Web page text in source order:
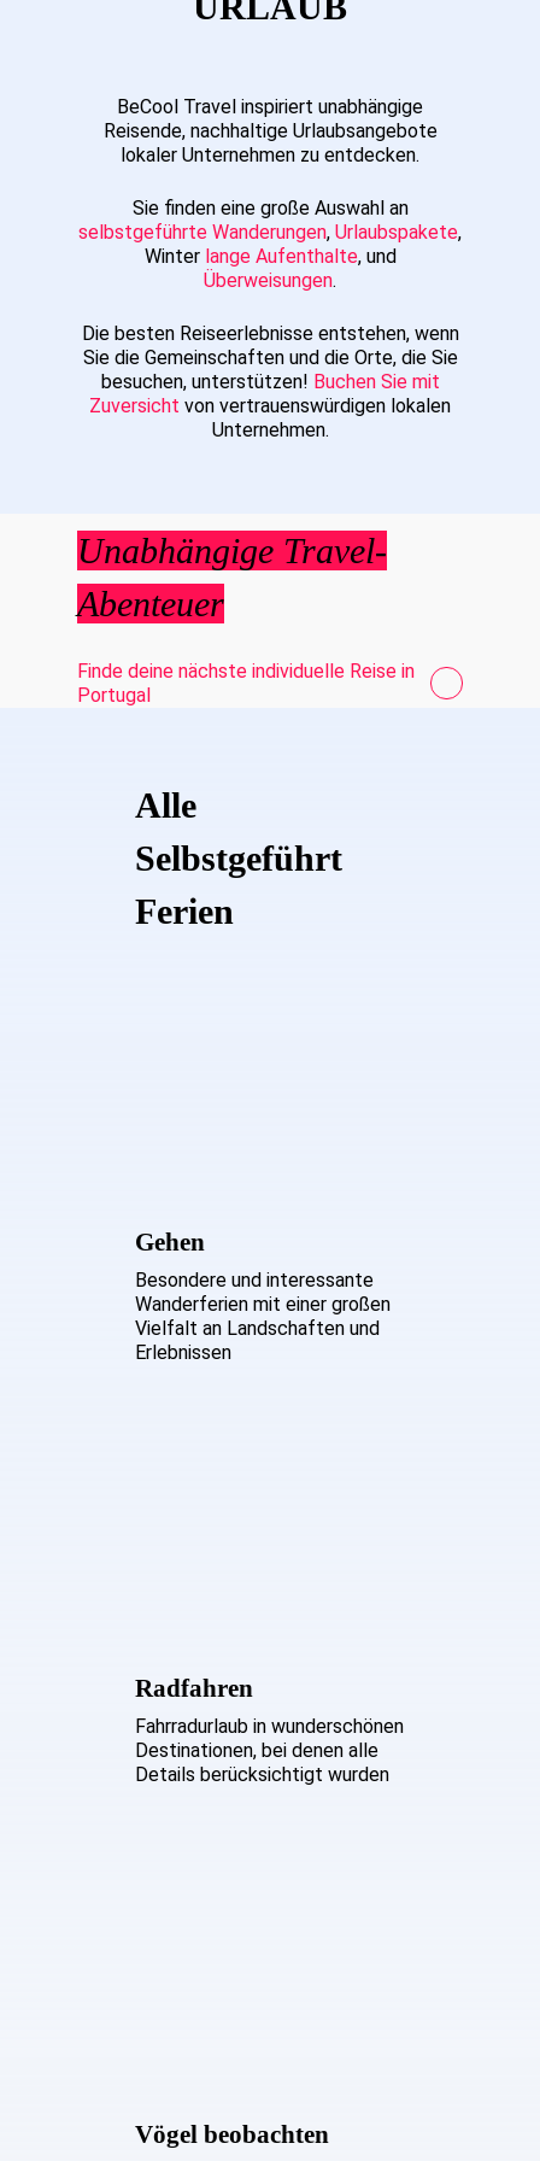
BeCool Travel inspiriert unabhängige
Reisende, nachhaltige Urlaubsangebote
lokaler Unternehmen zu entdecken.
Sie finden eine große Auswahl an
selbstgeführte Wanderungen, Urlaubspakete,
Winter lange Aufenthalte, und
Überweisungen.
Die besten Reiseerlebnisse entstehen, wenn
Sie die Gemeinschaften und die Orte, die Sie
besuchen, unterstützen! Buchen Sie mit
Zuversicht von vertrauenswürdigen lokalen
Unternehmen.
Unabhängige Travel-
Abenteuer
Finde deine nächste individuelle Reise in
Portugal
Alle
Selbstgeführt
Ferien
Gehen
Besondere und interessante
Wanderferien mit einer großen
Vielfalt an Landschaften und
Erlebnissen
Radfahren
Fahrradurlaub in wunderschönen
Destinationen, bei denen alle
Details berücksichtigt wurden
Vögel beobachten